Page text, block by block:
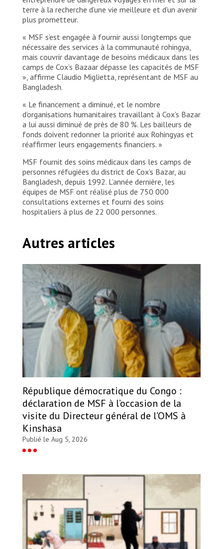
terre à la recherche d’une vie meilleure et d’un avenir
plus prometteur.
« MSF s’est engagée à fournir aussi longtemps que
nécessaire des services à la communauté rohingya,
mais couvrir davantage de besoins médicaux dans les
camps de Cox’s Bazaar dépasse les capacités de MSF
», affirme Claudio Miglietta, représentant de MSF au
Bangladesh.
« Le financement a diminué, et le nombre
d’organisations humanitaires travaillant à Cox’s Bazar
a lui aussi diminué de près de 80 %. Les bailleurs de
fonds doivent redonner la priorité aux Rohingyas et
réaffirmer leurs engagements financiers. »
MSF fournit des soins médicaux dans les camps de
personnes réfugiées du district de Cox’s Bazar, au
Bangladesh, depuis 1992. L’année dernière, les
équipes de MSF ont réalisé plus de 750 000
consultations externes et fourni des soins
hospitaliers à plus de 22 000 personnes.
Autres articles
République démocratique du Congo :
déclaration de MSF à l’occasion de la
visite du Directeur général de l’OMS à
Kinshasa
Publié le Aug 5, 2026